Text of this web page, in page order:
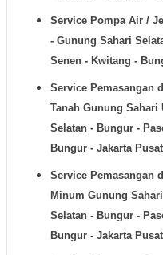
Service Pompa Air /
- Gunung Sahari
Senen - Kwitang -
Service Pemasangan
Tanah Gunung Sahari
Selatan - Bungur -
Bungur - Jakarta Pusat
Service Pemasangan
Minum Gunung
Selatan - Bungur -
Bungur - Jakarta Pusat